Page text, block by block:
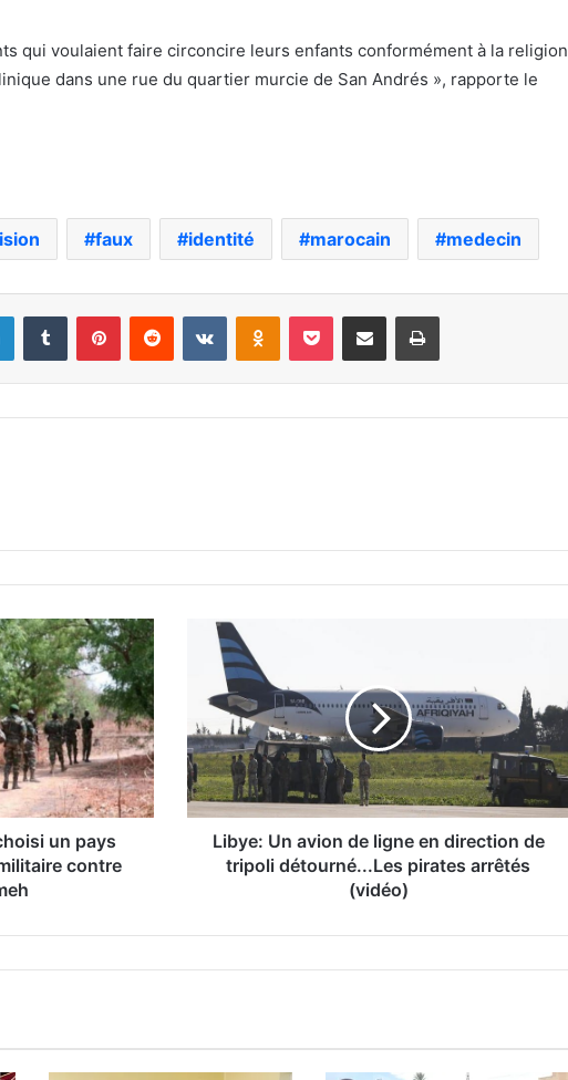
qui voulaient faire circoncire leurs enfants conformément à la religion
dans une rue du quartier murcie de San Andrés », rapporte le
faux identité marocain medecin
LinkedinTumblr PinterestReddit VKontakteOdnoklassniki
Pocket Partager par email Imprimer
un pays
contre
Libye: Un avion de ligne en direction de
tripoli détourné...Les pirates arrêtés
(vidéo)